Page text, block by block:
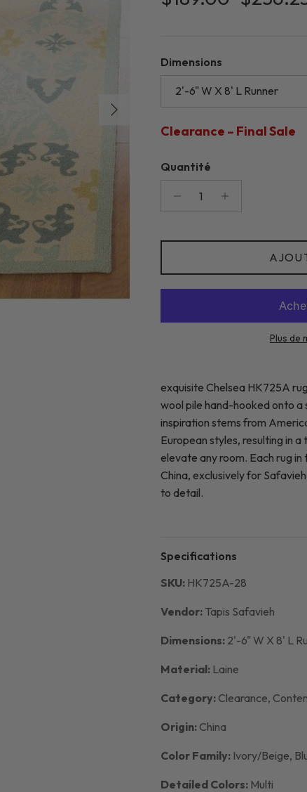
Suivant
Dimensions
2'-6" W X 8' L Runner
Clearance – Final Sale
Quantité
Plus de
exquisite Chelsea HK725A
wool pile hand-hooked onto a
inspiration stems from
European styles, resulting in
elevate any room. Each rug in
China, exclusively for
to detail.
Specifications
SKU: HK725A-28
Vendor: Tapis Safavieh
Dimensions: 2'-6" W X 8' L
Material: Laine
Category: Clearance,
Origin: China
Color Family: Ivory/Beige,
Detailed Colors: Multi